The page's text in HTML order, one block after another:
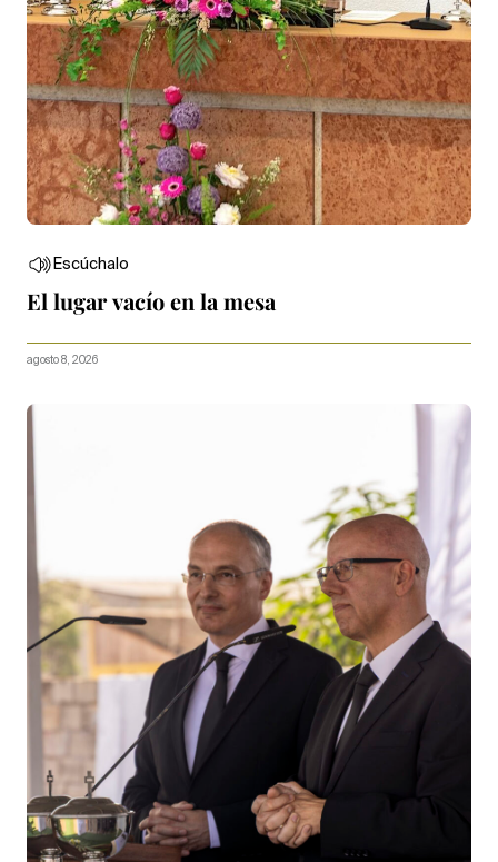
Escúchalo
El lugar vacío en la mesa
agosto 8, 2026